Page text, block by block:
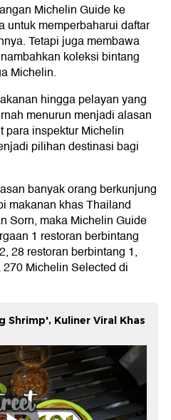
Michelin Guide ke
untuk memperbaharui daftar
Tetapi juga membawa
koleksi bintang
Michelin.
hingga pelayan yang
menurun menjadi alasan
para inspektur Michelin
pilihan destinasi bagi
banyak orang berkunjung
makanan khas Thailand
Sorn, maka Michelin Guide
1 restoran berbintang
28 restoran berbintang 1,
Michelin Selected di
Shrimp', Kuliner Viral Khas